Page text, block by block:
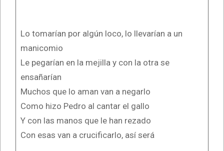
Lo tomarían por algún loco, lo llevarían a un
manicomio
Le pegarían en la mejilla y con la otra se
ensañarían
Muchos que lo aman van a negarlo
Como hizo Pedro al cantar el gallo
Y con las manos que le han rezado
Con esas van a crucificarlo, así será